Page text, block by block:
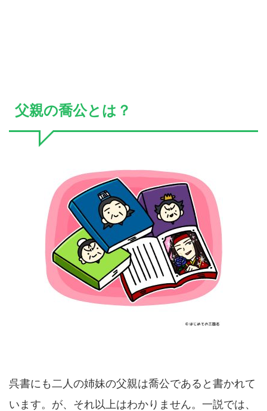
父親の喬公とは？
呉書にも二人の姉妹の父親は喬公であると書かれて
います。が、それ以上はわかりません。一説では、